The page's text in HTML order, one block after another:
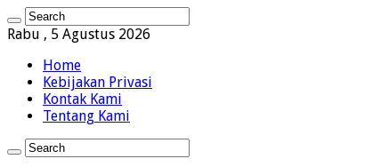
Rabu , 5 Agustus 2026
Home
Kebijakan Privasi
Kontak Kami
Tentang Kami